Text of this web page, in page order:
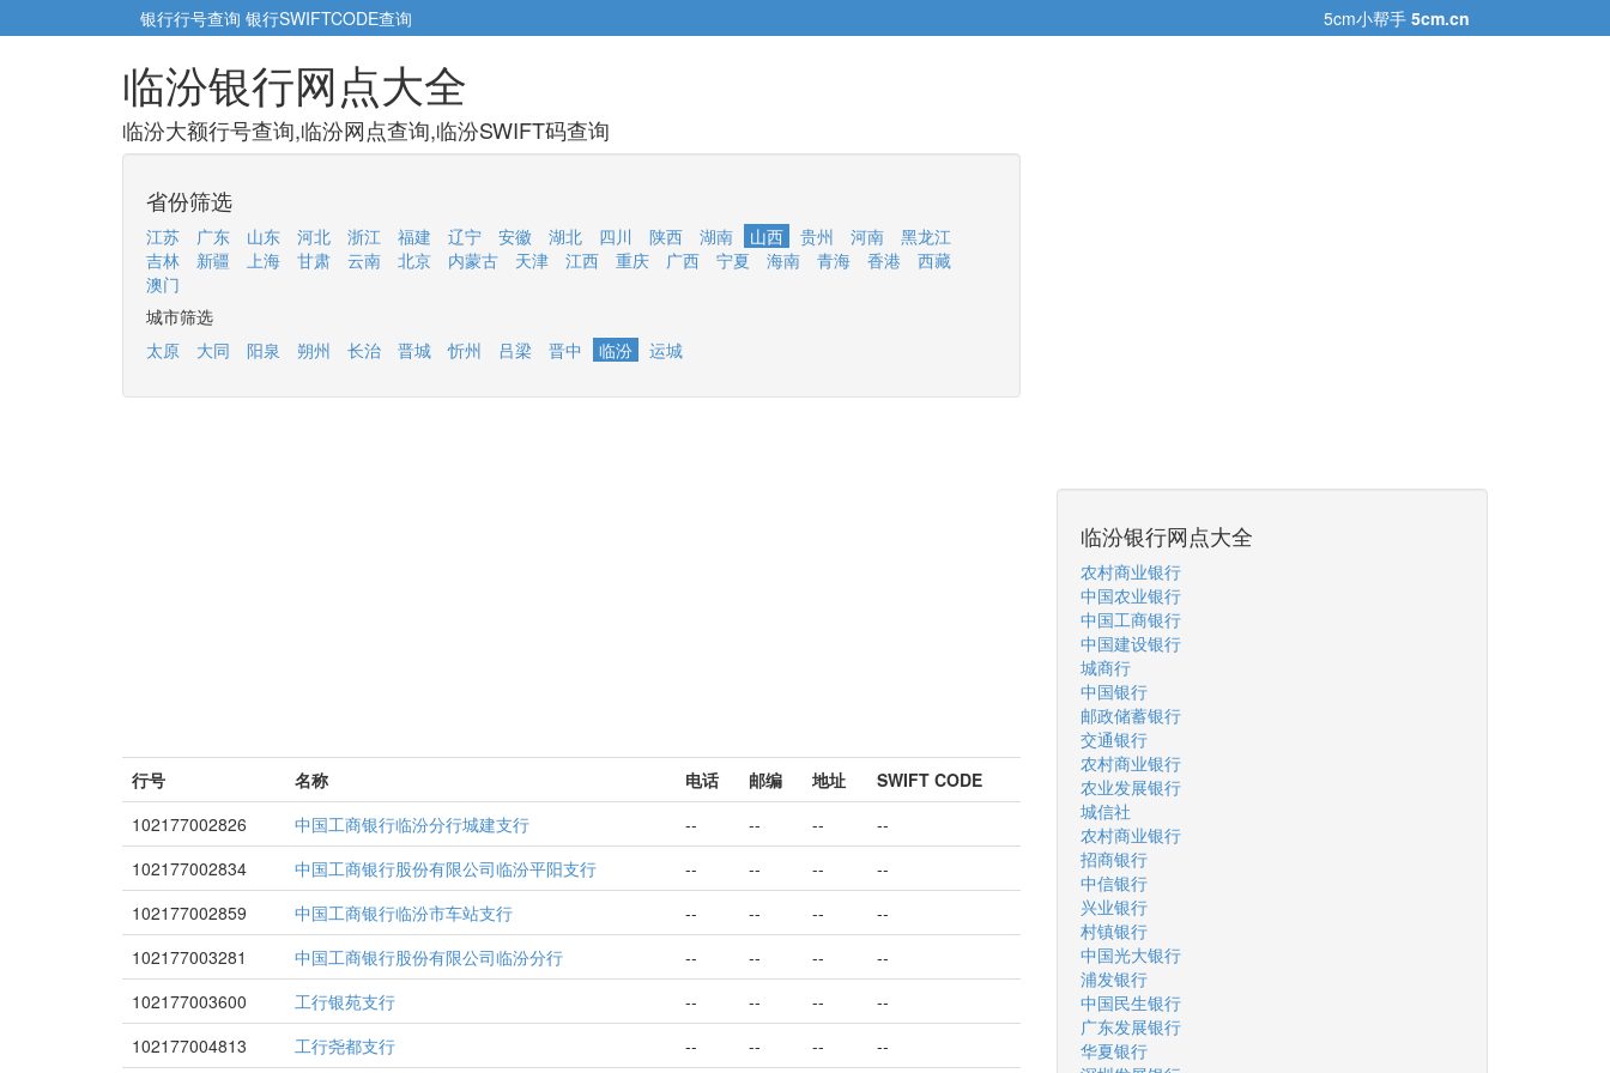
银行行号查询 银行SWIFTCODE查询 5cm小帮手 5cm.cn
临汾银行网点大全
临汾大额行号查询,临汾网点查询,临汾SWIFT码查询
省份筛选
江苏 广东 山东 河北 浙江 福建 辽宁 安徽 湖北 四川 陕西 湖南 山西 贵州 河南
黑龙江
吉林
新疆 上海 甘肃 云南 北京 内蒙古 天津 江西 重庆 广西 宁夏 海南 青海 香港
西藏
澳门
城市筛选
太原
大同 阳泉 朔州 长治 晋城 忻州 吕梁 晋中 临汾 运城
行号 名称 电话 邮编 地址
SWIFT CODE
102177002826
中国工商银行临汾分行城建支行 -- -- --
--
102177002834
中国工商银行股份有限公司临汾平阳支行 -- -- --
--
102177002859
中国工商银行临汾市车站支行 -- -- --
--
102177003281
中国工商银行股份有限公司临汾分行 -- -- --
--
102177003600
工行银苑支行 -- -- --
--
102177004813
工行尧都支行 -- -- --
--
临汾银行网点大全
农村商业银行
中国农业银行
中国工商银行
中国建设银行
城商行
中国银行
邮政储蓄银行
交通银行
农村商业银行
农业发展银行
城信社
农村商业银行
招商银行
中信银行
兴业银行
村镇银行
中国光大银行
浦发银行
中国民生银行
广东发展银行
华夏银行